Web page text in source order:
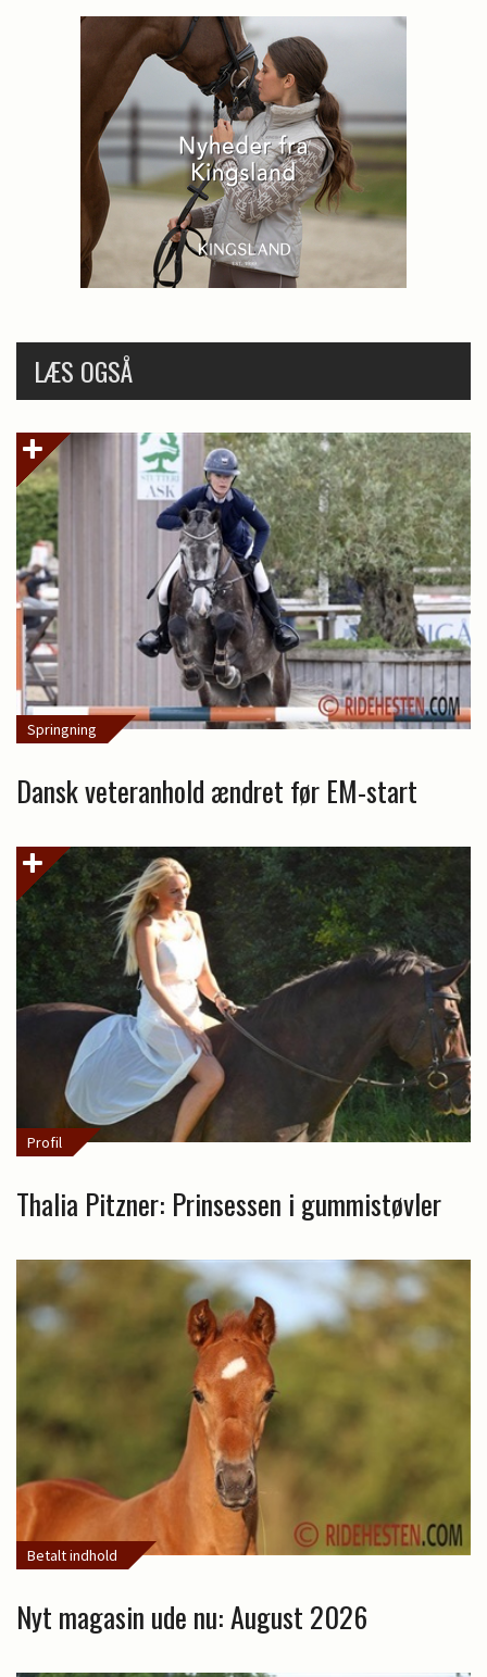
LÆS OGSÅ
Springning
Dansk veteranhold ændret før EM-start
Profil
Thalia Pitzner: Prinsessen i gummistøvler
Betalt indhold
Nyt magasin ude nu: August 2026